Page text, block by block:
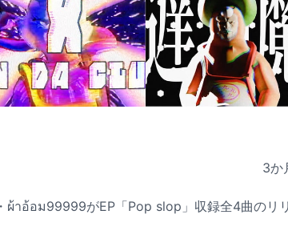
3か
ผ้าอ้อม99999がEP「Pop slop」収録全4曲のリ